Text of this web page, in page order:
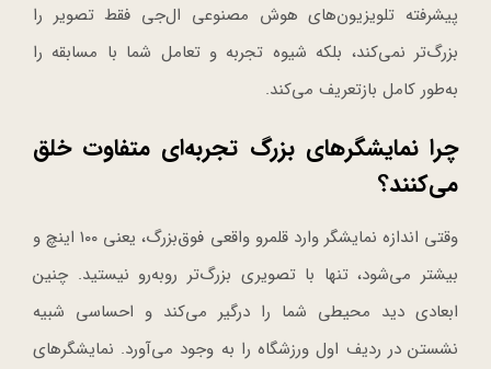
پیشرفته تلویزیون‌های هوش مصنوعی ال‌جی فقط تصویر را
بزرگ‌تر نمی‌کند، بلکه شیوه تجربه و تعامل شما با مسابقه را
به‌طور کامل بازتعریف می‌کند.
چرا نمایشگرهای بزرگ تجربه‌ای متفاوت خلق
می‌کنند؟
وقتی اندازه نمایشگر وارد قلمرو واقعی فوق‌بزرگ، یعنی ۱۰۰ اینچ و
بیشتر می‌شود، تنها با تصویری بزرگ‌تر روبه‌رو نیستید. چنین
ابعادی دید محیطی شما را درگیر می‌کند و احساسی شبیه
نشستن در ردیف اول ورزشگاه را به وجود می‌آورد. نمایشگرهای